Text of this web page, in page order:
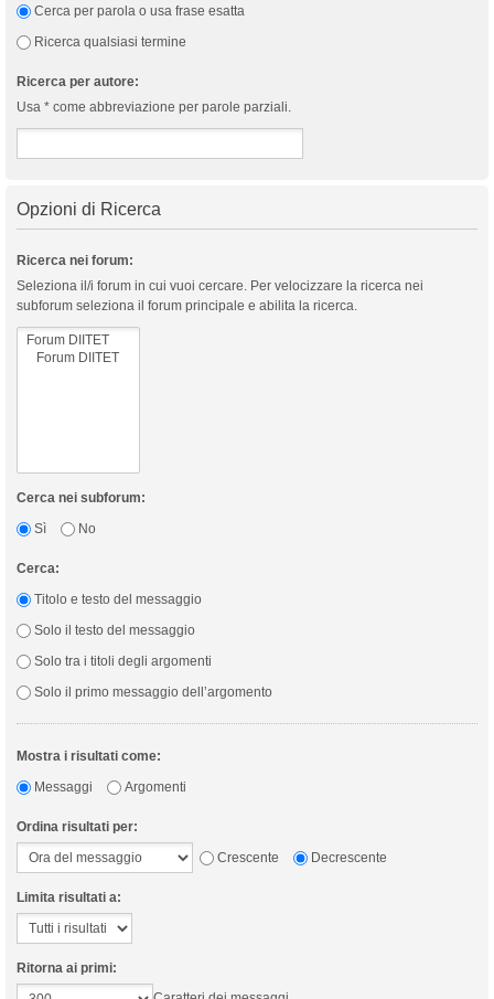
Cerca per parola o usa frase esatta
Ricerca qualsiasi termine
Ricerca per autore:
Usa * come abbreviazione per parole parziali.
Opzioni di Ricerca
Ricerca nei forum:
Seleziona il/i forum in cui vuoi cercare. Per velocizzare la ricerca nei
subforum seleziona il forum principale e abilita la ricerca.
Cerca nei subforum:
Sì
No
Cerca:
Titolo e testo del messaggio
Solo il testo del messaggio
Solo tra i titoli degli argomenti
Solo il primo messaggio dell’argomento
Mostra i risultati come:
Messaggi
Argomenti
Ordina risultati per:
Crescente
Decrescente
Limita risultati a:
Ritorna ai primi: